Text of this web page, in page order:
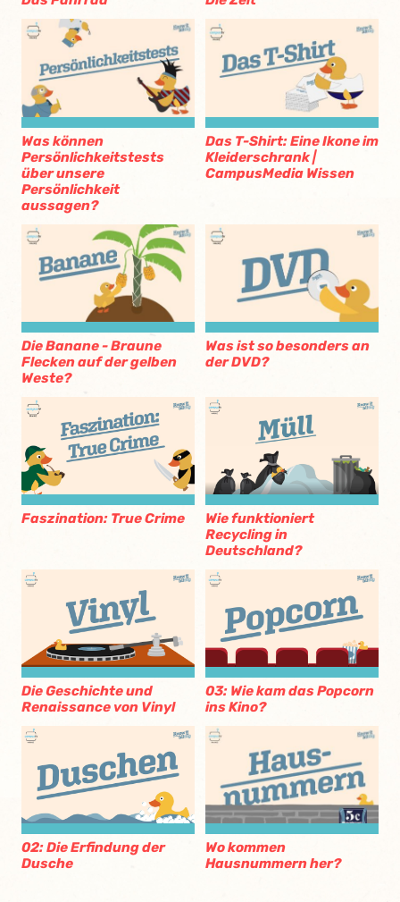
Was können
Persönlichkeitstests
über unsere
Persönlichkeit
aussagen?
Das T-Shirt: Eine Ikone im
Kleiderschrank |
CampusMedia Wissen
Die Banane - Braune
Flecken auf der gelben
Weste?
Was ist so besonders an
der DVD?
Faszination: True Crime
Wie funktioniert
Recycling in
Deutschland?
Die Geschichte und
Renaissance von Vinyl
03: Wie kam das Popcorn
ins Kino?
02: Die Erfindung der
Dusche
Wo kommen
Hausnummern her?